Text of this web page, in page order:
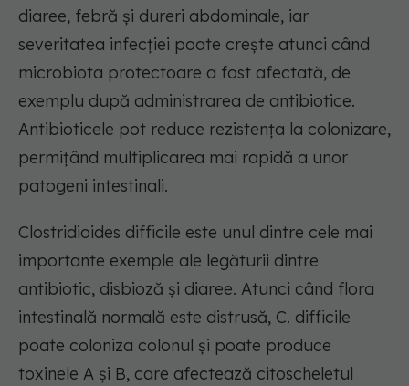
diaree, febră și dureri abdominale, iar
severitatea infecției poate crește atunci când
microbiota protectoare a fost afectată, de
exemplu după administrarea de antibiotice.
Antibioticele pot reduce rezistența la colonizare,
permițând multiplicarea mai rapidă a unor
patogeni intestinali.
Clostridioides difficile este unul dintre cele mai
importante exemple ale legăturii dintre
antibiotic, disbioză și diaree. Atunci când flora
intestinală normală este distrusă, C. difficile
poate coloniza colonul și poate produce
toxinele A și B, care afectează citoscheletul